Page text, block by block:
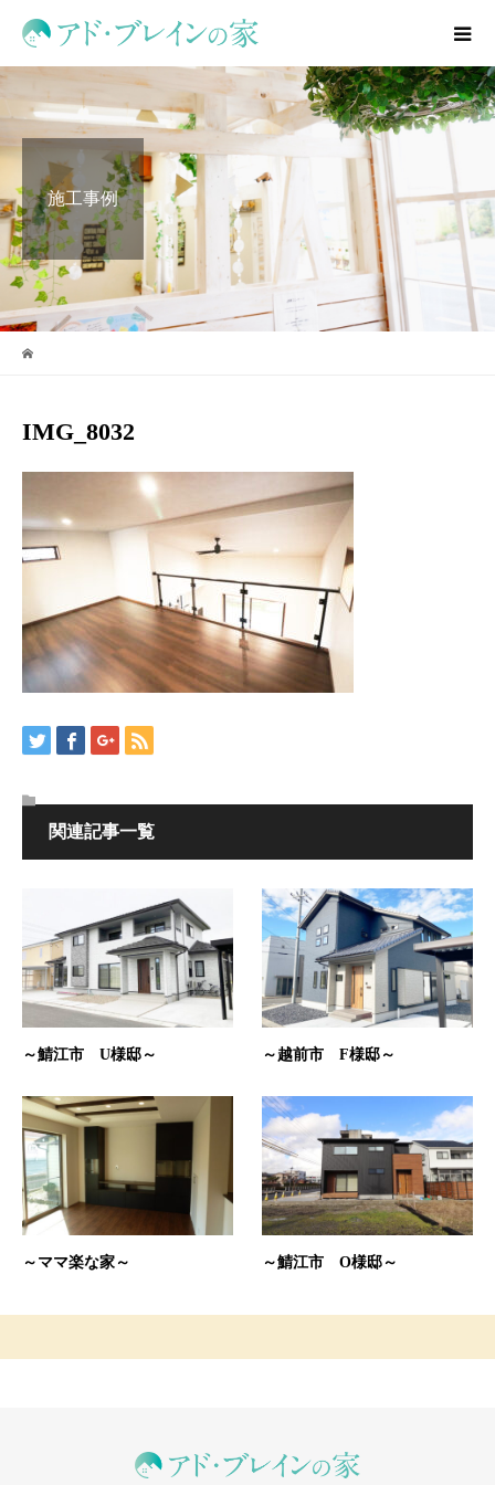
施工事例
IMG_8032
関連記事一覧
～鯖江市 U様邸～ ～越前市 F様邸～
～ママ楽な家～ ～鯖江市 O様邸～